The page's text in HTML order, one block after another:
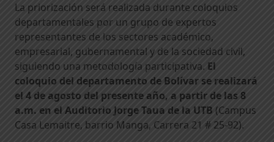
La priorización será realizada durante coloquios
departamentales por un grupo de expertos
representantes de los sectores académico,
empresarial, gubernamental y de la sociedad civil,
siguiendo una metodología participativa. El
coloquio del departamento de Bolívar se realizará
el 4 de agosto del presente año, a partir de las 8
a.m. en el Auditorio Jorge Taua de la UTB (Campus
Casa Lemaitre, barrio Manga, Carrera 21 # 25-92).